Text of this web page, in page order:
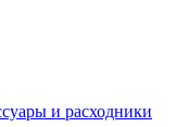
и расходники